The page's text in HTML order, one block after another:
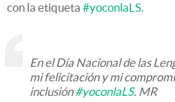
con la etiqueta #yoconlaLS.
En el Día Nacional de las
mi felicitación y mi
inclusión#yoconlaLS. MR